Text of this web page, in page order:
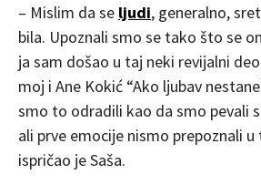
– Mislim da se ljudi, generalno,
bila. Upoznali smo se tako što se
ja sam došao u taj neki revijalni
moj i Ane Kokić “Ako ljubav
smo to odradili kao da smo pevali
ali prve emocije nismo prepoznali
ispričao je Saša.